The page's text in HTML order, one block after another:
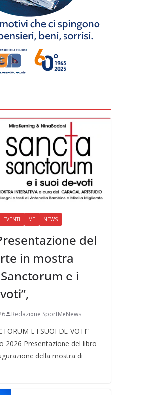
EVENTI ME NEWS
del
in mostra
e i
Redazione SportMeNews
E I SUOI DE-VOTI”
2026 Presentazione del libro
della mostra di